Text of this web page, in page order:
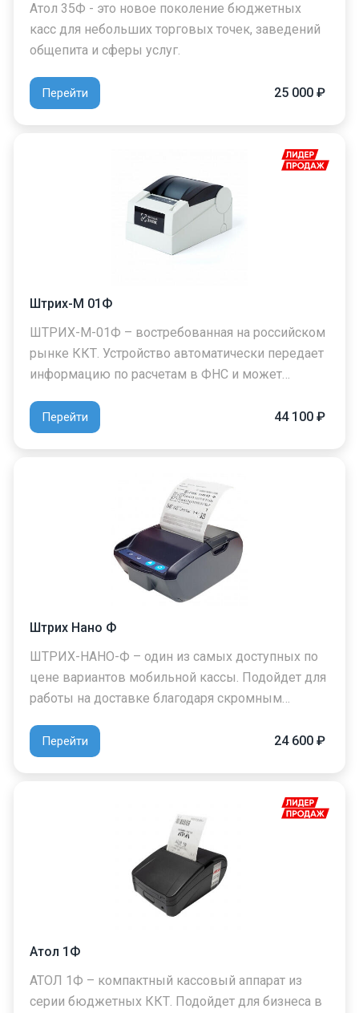
Атол 35Ф - это новое поколение бюджетных
касс для небольших торговых точек, заведений
общепита и сферы услуг.
Перейти 25 000 ₽
Штрих-М 01Ф
ШТРИХ-М-01Ф – востребованная на российском
рынке ККТ. Устройство автоматически передает
информацию по расчетам в ФНС и может…
Перейти 44 100 ₽
Штрих Нано Ф
ШТРИХ-НАНО-Ф – один из самых доступных по
цене вариантов мобильной кассы. Подойдет для
работы на доставке благодаря скромным…
Перейти 24 600 ₽
Атол 1Ф
АТОЛ 1Ф – компактный кассовый аппарат из
серии бюджетных ККТ. Подойдет для бизнеса в